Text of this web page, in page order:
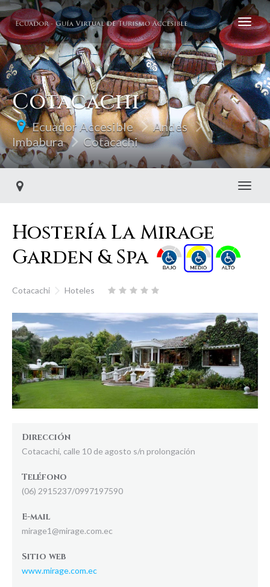
Cotacachi
Ecuador Accesible
Andes
Imbabura
Cotacachi
Hostería La Mirage
Garden & Spa
Cotacachi Hoteles
Dirección
Cotacachi, calle 10 de agosto s/n prolongación
Teléfono
(06) 2915237/0997197590
E-mail
mirage1@mirage.com.ec
Sitio web
www.mirage.com.ec